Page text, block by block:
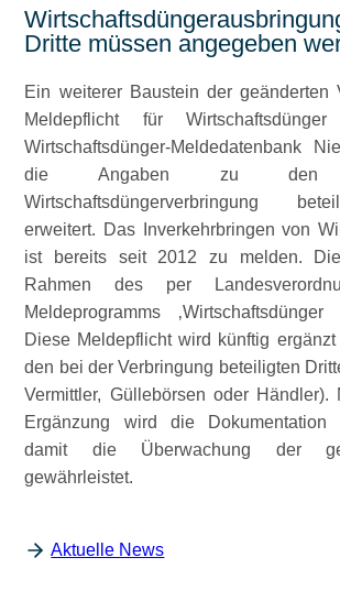
Dritte müssen angegeben
Ein weiterer Baustein der geänderten
Meldepflicht für
Wirtschaftsdünger-Meldedatenbank
die Angaben zu
Wirtschaftsdüngerverbringung
erweitert. Das Inverkehrbringen von
ist bereits seit 2012 zu melden.
Rahmen des per
Meldeprogramms ‚Wirtschaftsdünger
Diese Meldepflicht wird künftig
den bei der Verbringung beteiligten
Vermittler, Güllebörsen oder Händler).
Ergänzung wird die Dokumentation
damit die Überwachung der
gewährleistet.
Aktuelle News